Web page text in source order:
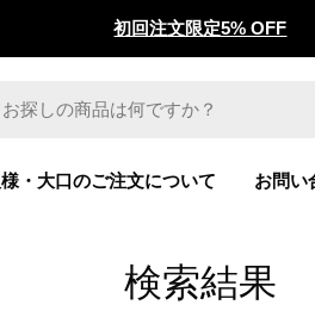
初回注文限定5% OFF
・大口のご注文について お問い
検索結果